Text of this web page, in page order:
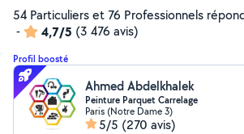
54 Particuliers et 76 Professionnels
-
4,7/5 (3 476 avis)
Profil boosté
Ahmed Abdelkhalek
Peinture Parquet Carrelage
Paris (Notre Dame 3)
5/5 (270 avis)